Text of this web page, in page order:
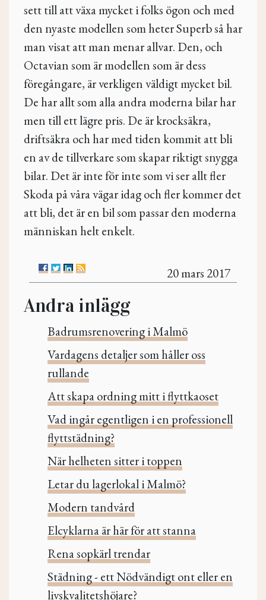
sett till att växa mycket i folks ögon och med
den nyaste modellen som heter Superb så har
man visat att man menar allvar. Den, och
Octavian som är modellen som är dess
föregångare, är verkligen väldigt mycket bil.
De har allt som alla andra moderna bilar har
men till ett lägre pris. De är krocksäkra,
driftsäkra och har med tiden kommit att bli
en av de tillverkare som skapar riktigt snygga
bilar. Det är inte för inte som vi ser allt fler
Skoda på våra vägar idag och fler kommer det
att bli, det är en bil som passar den moderna
människan helt enkelt.
20 mars 2017
Andra inlägg
Badrumsrenovering i Malmö
Vardagens detaljer som håller oss
rullande
Att skapa ordning mitt i flyttkaoset
Vad ingår egentligen i en professionell
flyttstädning?
När helheten sitter i toppen
Letar du lagerlokal i Malmö?
Modern tandvård
Elcyklarna är här för att stanna
Rena sopkärl trendar
Städning - ett Nödvändigt ont eller en
livskvalitetshöjare?